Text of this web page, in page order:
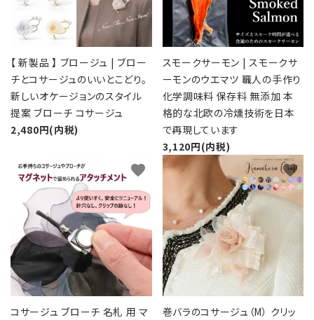
【 新製品 】 ブロージュ | ブロー
チとコサージュのいいとこどり。
新しいオケージョンのスタイル
提案 ブローチ コサージュ
2,480円(内税)
スモークサーモン | スモークサ
ーモンのウエマツ 職人の手作り
化学調味料 保存料 無添加 本
格的な北欧の冷燻技術を日本
で再現しています
3,120円(内税)
コサージュ ブローチ 名札 用 マ
favorite
巻バラのコサージュ（M） クリッ
favorite